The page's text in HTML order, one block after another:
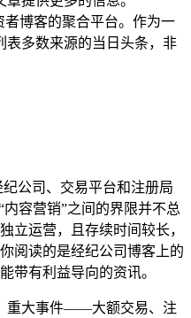
博客的聚合平台。作为一
表多数来源的当日头条，非
纪公司、交易平台和注册局
内容营销”之间的界限并不总
立运营，且存续时间较长，
阅读的是经纪公司博客上的
带有利益导向的资讯。
重大事件——大额交易、注